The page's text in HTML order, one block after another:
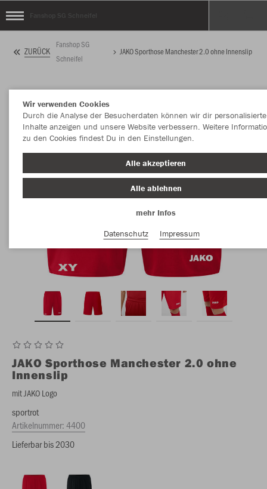
ZURÜCK
Fanshop SG
Schneifel
JAKO Sporthose Manchester 2.0 ohne Innenslip
JAKO Sporthose Manchester 2.0 ohne
Innenslip
mit JAKO Logo
sportrot
Artikelnummer:4400
Lieferbar bis 2030
Wir verwenden Cookies
Durch die Analyse der Besucherdaten können wir dir personalisierte
Inhalte anzeigen und unsere Website verbessern. Weitere
zu den Cookies findest Du in den Einstellungen.
Alle akzeptieren
Alle ablehnen
mehr Infos
Datenschutz
Impressum